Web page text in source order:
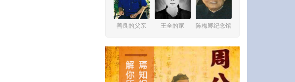
善良的父亲 王全的家 陈梅卿纪念馆